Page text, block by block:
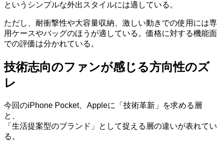
というシンプルな外出スタイルには適している。
ただし、耐衝撃性や大容量収納、激しい動きでの使用には専
用ケースやバッグのほうが適している。価格に対する機能面
での評価は分かれている。
技術志向のファンが感じる方向性のズ
レ
今回のiPhone Pocket、Appleに「技術革新」を求める層
と、
「生活提案型のブランド」として捉える層の違いが表れてい
る。